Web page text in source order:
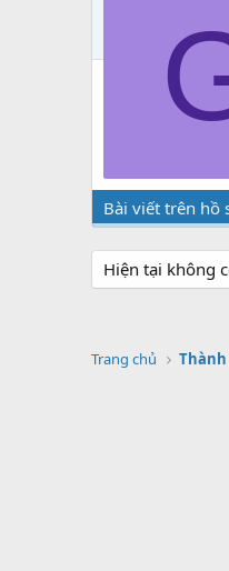
Bài viết trên hồ
Hiện tại không
Trang chủ